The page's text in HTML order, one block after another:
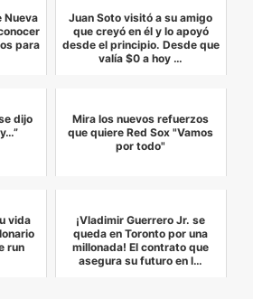
Nueva
para
Juan Soto visitó a su amigo
que creyó en él y lo apoyó
desde el principio. Desde que
valía $0 a hoy …
dijo
Mira los nuevos refuerzos
que quiere Red Sox "Vamos
por todo"
vida
run
¡Vladimir Guerrero Jr. se
queda en Toronto por una
millonada! El contrato que
asegura su futuro en l…